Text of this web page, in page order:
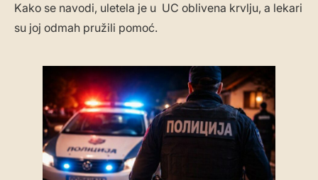
Kako se navodi, uletela je u UC oblivena krvlju, a lekari
su joj odmah pružili pomoć.